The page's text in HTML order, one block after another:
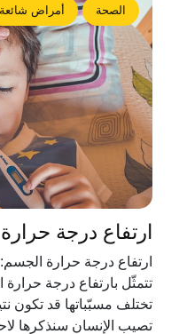
الصحة أمراض شائعة
ارتفاع درجة
ارتفاع درجة حرارة
تختلف مسبّباتها قد تكون
تصيب الإنسان سنذكرها